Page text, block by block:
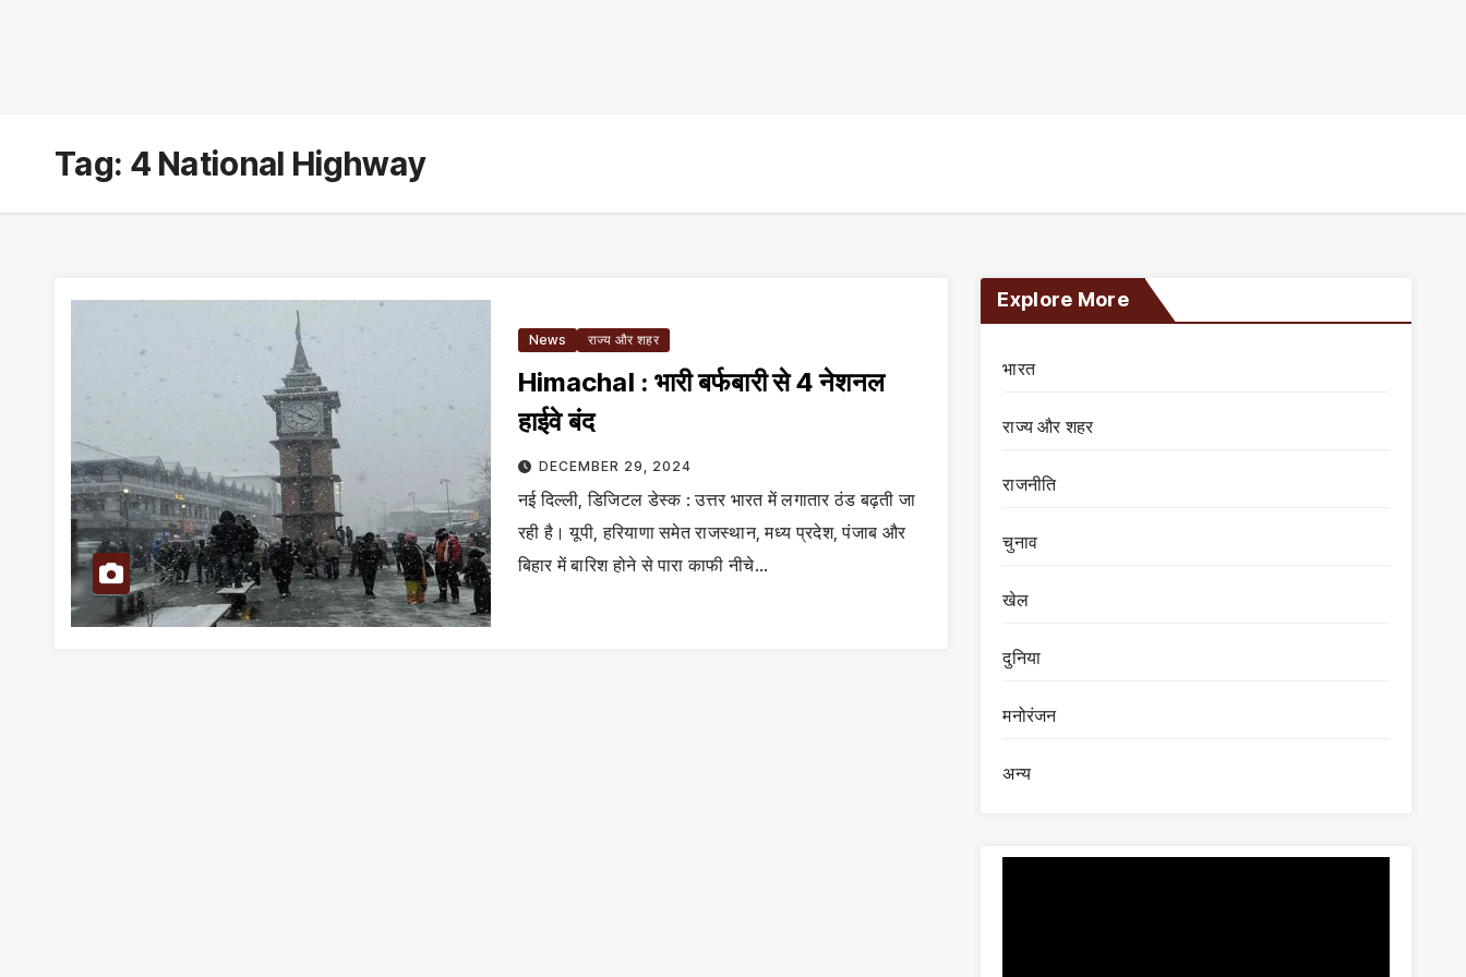
Tag: 4 National Highway
News राज्य और शहर
Himachal : भारी बर्फबारी से 4 नेशनल
हाईवे बंद
DECEMBER 29, 2024
नई दिल्ली, डिजिटल डेस्क : उत्तर भारत में लगातार ठंड बढ़ती जा
रही है। यूपी, हरियाणा समेत राजस्थान, मध्य प्रदेश, पंजाब और
बिहार में बारिश होने से पारा काफी नीचे…
Explore More
भारत
राज्य और शहर
राजनीति
चुनाव
खेल
दुनिया
मनोरंजन
अन्य